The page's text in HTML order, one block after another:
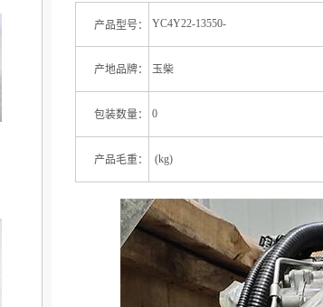
产品型号： YC4Y22-13550-
产地品牌： 玉柴
包装数量： 0
产品毛重： (kg)